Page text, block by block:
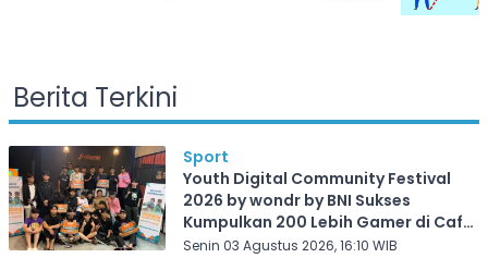
Berita Terkini
Sport
Youth Digital Community Festival
2026 by wondr by BNI Sukses
Kumpulkan 200 Lebih Gamer di Cafe
Frekuensi Depok
Senin 03 Agustus 2026, 16:10 WIB